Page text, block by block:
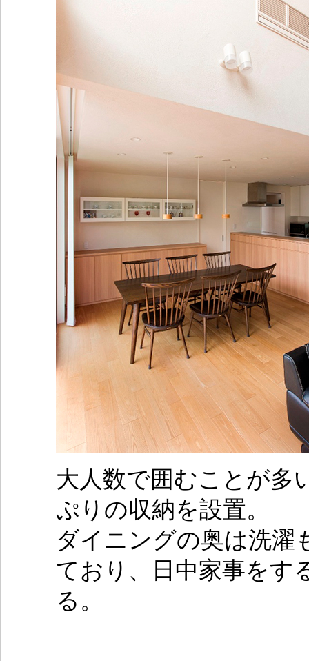
大人数で囲むことが多
ぷりの収納を設置。
ダイニングの奥は洗濯
ており、日中家事をす
る。